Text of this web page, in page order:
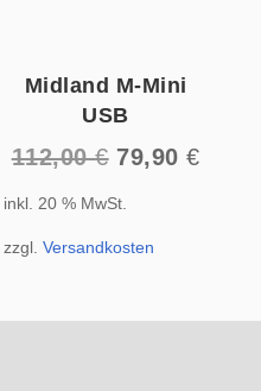
Midland M-Mini
USB
112,00€
war:
112,00 €
79,90€
inkl. 20 % MwSt.
zzgl.Versandkosten